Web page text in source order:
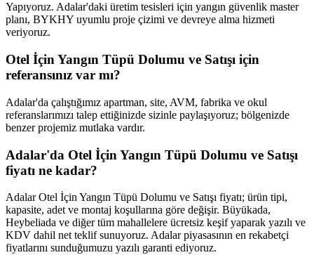
Yapıyoruz. Adalar'daki üretim tesisleri için yangın güvenlik master
planı, BYKHY uyumlu proje çizimi ve devreye alma hizmeti
veriyoruz.
Otel İçin Yangın Tüpü Dolumu ve Satışı için
referansınız var mı?
Adalar'da çalıştığımız apartman, site, AVM, fabrika ve okul
referanslarımızı talep ettiğinizde sizinle paylaşıyoruz; bölgenizde
benzer projemiz mutlaka vardır.
Adalar'da Otel İçin Yangın Tüpü Dolumu ve Satışı
fiyatı ne kadar?
Adalar Otel İçin Yangın Tüpü Dolumu ve Satışı fiyatı; ürün tipi,
kapasite, adet ve montaj koşullarına göre değişir. Büyükada,
Heybeliada ve diğer tüm mahallelere ücretsiz keşif yaparak yazılı ve
KDV dahil net teklif sunuyoruz. Adalar piyasasının en rekabetçi
fiyatlarını sunduğumuzu yazılı garanti ediyoruz.